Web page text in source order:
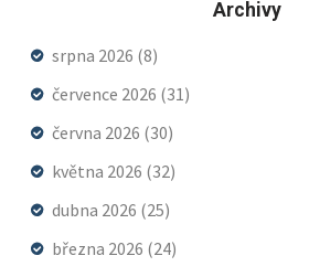
Archivy
srpna 2026 (8)
července 2026 (31)
června 2026 (30)
května 2026 (32)
dubna 2026 (25)
března 2026 (24)